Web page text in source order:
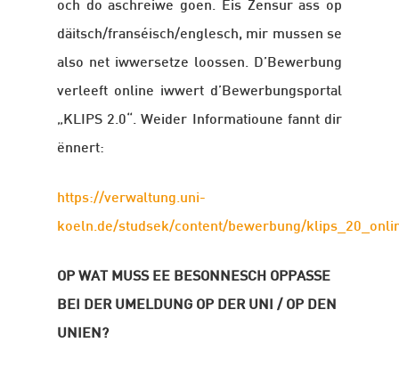
och do aschreiwe goen. Eis Zensur ass op
däitsch/franséisch/englesch, mir mussen se
also net iwwersetze loossen. D’Bewerbung
verleeft online iwwert d’Bewerbungsportal
„KLIPS 2.0“. Weider Informatioune fannt dir
ënnert:
https://verwaltung.uni-
koeln.de/studsek/content/bewerbung/
OP WAT MUSS EE BESONNESCH OPPASSE
BEI DER UMELDUNG OP DER UNI / OP DEN
UNIEN?